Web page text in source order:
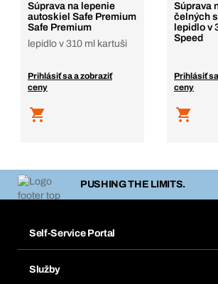
Súprava na lepenie
autoskiel Safe Premium
Safe Premium
lepidlo v 310 ml kartuši
Prihlásiť sa a zobraziť
ceny
Súprava
čelných
lepidlo v
Speed
Prihlásiť
ceny
PUSHING THE LIMITS.
Self-Service Portal
Služby